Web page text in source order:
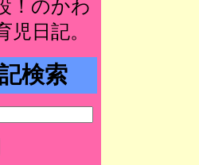
！のかわ
児日記。
検索